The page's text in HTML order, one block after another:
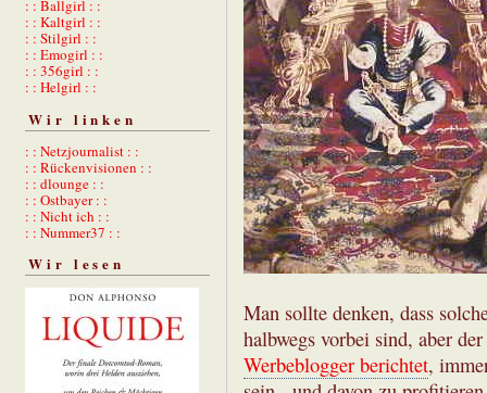
: : Ballgirl : :
: : Kaltgirl : :
: : Stilgirl : :
: : Emogirl : :
: : 356girl : :
: : Helgirl : :
Wir linken
: : Netzjournalist : :
: : Rückenvisionen : :
: : dlounge : :
: : Ostbayer : :
: : Nicht ich : :
: : Nummer37 : :
Wir lesen
Man sollte denken, dass
halbwegs vorbei sind, aber
Werbeblogger berichtet,